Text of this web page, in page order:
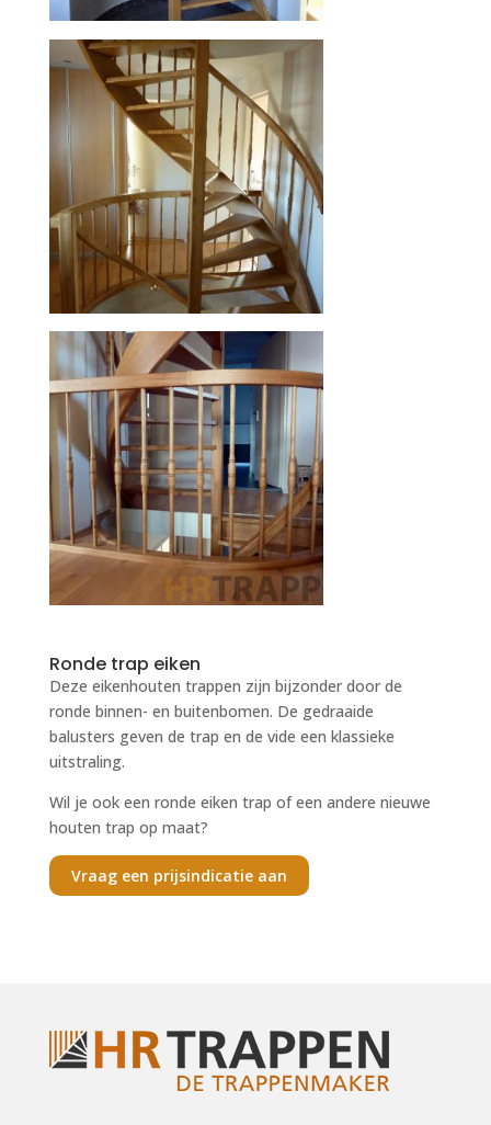
Ronde trap eiken
Deze eikenhouten trappen zijn bijzonder door de
ronde binnen- en buitenbomen. De gedraaide
balusters geven de trap en de vide een klassieke
uitstraling.
Wil je ook een ronde eiken trap of een andere nieuwe
houten trap op maat?
Vraag een prijsindicatie aan